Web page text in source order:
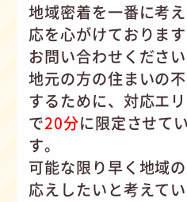
地域密着を一番に考
応を心がけておりま
お問い合わせください
地元の方の住まいの
するために、対応エ
で20分に限定させて
す。
可能な限り早く地域
応えしたいと考えてい